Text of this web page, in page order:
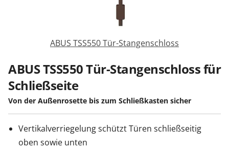
Anmelden / Registrieren
Kontakt / Hilfe
ABUS TSS550 Tür-Stangenschloss
ABUS TSS550 Tür-Stangenschloss für
Schließseite
Von der Außenrosette bis zum Schließkasten sicher
Vertikalverriegelung schützt Türen schließseitig
oben sowie unten